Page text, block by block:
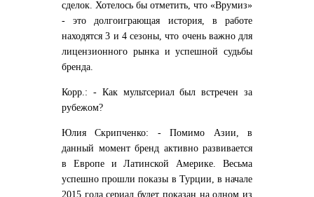
сделок. Хотелось бы отметить, что «Врумиз»
- это долгоиграющая история, в работе
находятся 3 и 4 сезоны, что очень важно для
лицензионного рынка и успешной судьбы
бренда.
Корр.: - Как мультсериал был встречен за
рубежом?
Юлия Скрипченко: - Помимо Азии, в
данный момент бренд активно развивается
в Европе и Латинской Америке. Весьма
успешно прошли показы в Турции, в начале
2015 года сериал будет показан на одном из